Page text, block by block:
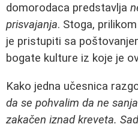
domorodaca predstavlja
prisvajanja. Stoga,
je pristupiti sa
bogate kulture iz koje je
Kako jedna učesnica
da se pohvalim da ne
zakačen iznad kreveta.